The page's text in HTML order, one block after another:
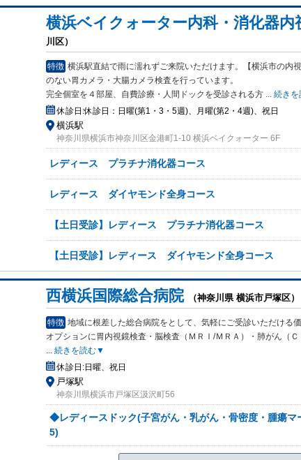
横浜ベイクォーター内科・消化器
川区）
特徴 横浜駅直結で雨に濡れずご来院いただけます。【横浜市の内
のない胃カメラ・大腸カメラ検査を行っています。
完全個室を４部屋、自費診療・人間ドックを受診される方 ... 続き
休診日:休診日：日曜(第1・3・5週)、月曜(第2・4週)、祝日
横浜駅
神奈川県横浜市神奈川区金港町1-10 横浜ベイクォーター 6F
レディース プラチナ消化器コース
レディース ダイヤモンド全身コース
【土日受診】レディース プラチナ消化器コース
【土日受診】レディース ダイヤモンド全身コース
西横浜国際総合病院 （神奈川県 横浜市戸塚区）
特徴 地域に根差した総合病院をとして、気軽にご受診いただける
オプションに胃内視鏡検査・脳検査（ＭＲＩ/ＭＲＡ）・肺がん（
... 続きを読む▼
休診日:日曜、祝日
戸塚駅
神奈川県横浜市戸塚区汲沢町56
◆レディースドック(子宮がん・乳がん・骨密度・腫瘍マ
5)